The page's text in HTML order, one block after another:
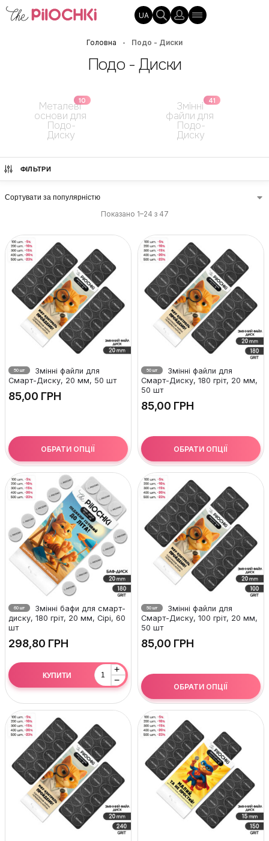
UA
Головна • Подо - Диски
Подо - Диски
Металеві
основи для
Подо-
Диску
10 Змінні
файли для
Подо-
Диску
41
ФІЛЬТРИ
Показано 1–24 з 47
50 шт
Змінні файли для
Смарт-Диску, 20 мм, 50 шт
ГРН
ОБРАТИ ОПЦІЇ
50 шт
Змінні файли для
Смарт-Диску, 180 гріт, 20 мм,
50 шт
ГРН
ОБРАТИ ОПЦІЇ
60 шт
Змінні бафи для смарт-
диску, 180 гріт, 20 мм, Сірі, 60
шт
ГРН
+
−
КУПИТИ
50 шт
Змінні файли для
Смарт-Диску, 100 гріт, 20 мм,
50 шт
ГРН
ОБРАТИ ОПЦІЇ